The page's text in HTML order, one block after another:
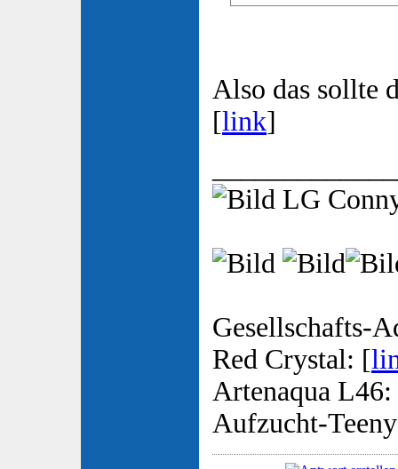
Also das sollte
[link]
LG
Gesellschafts-
Red Crystal: [
Artenaqua
Aufzucht-